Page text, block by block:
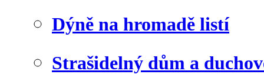
Dýně na hromadě listí
Strašidelný dům a